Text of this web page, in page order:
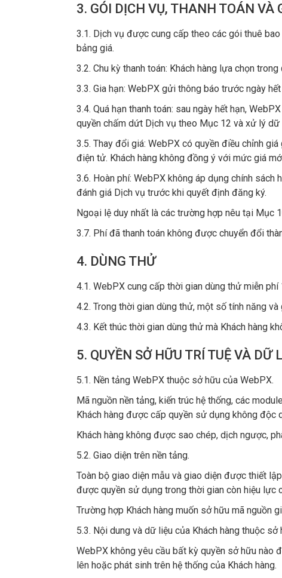
3. GÓI DỊCH VỤ, THANH TOÁN VÀ
3.1. Dịch vụ được cung cấp theo các gói thuê
bảng giá.
3.2. Chu kỳ thanh toán: Khách hàng lựa chọn
3.3. Gia hạn: WebPX gửi thông báo trước ngày
3.4. Quá hạn thanh toán: sau ngày hết hạn,
quyền chấm dứt Dịch vụ theo Mục 12 và xử lý
3.5. Thay đổi giá: WebPX có quyền điều chỉnh
điện tử. Khách hàng không đồng ý với mức giá
3.6. Hoàn phí: WebPX không áp dụng chính
đánh giá Dịch vụ trước khi quyết định đăng ký.
Ngoại lệ duy nhất là các trường hợp nêu tại Mục
3.7. Phí đã thanh toán không được chuyển đổi
4. DÙNG THỬ
4.1. WebPX cung cấp thời gian dùng thử miễn
4.2. Trong thời gian dùng thử, một số tính năng
4.3. Kết thúc thời gian dùng thử mà Khách hàng
5. QUYỀN SỞ HỮU TRÍ TUỆ VÀ DỮ
5.1. Nền tảng WebPX thuộc sở hữu của WebPX.
Mã nguồn nền tảng, kiến trúc hệ thống, các
Khách hàng được cấp quyền sử dụng không độc
Khách hàng không được sao chép, dịch ngược,
5.2. Giao diện trên nền tảng.
Toàn bộ giao diện mẫu và giao diện được thiết
được quyền sử dụng trong thời gian còn hiệu lực
Trường hợp Khách hàng muốn sở hữu mã nguồn
5.3. Nội dung và dữ liệu của Khách hàng thuộc sở
WebPX không yêu cầu bất kỳ quyền sở hữu nào
lên hoặc phát sinh trên hệ thống của Khách hàng.